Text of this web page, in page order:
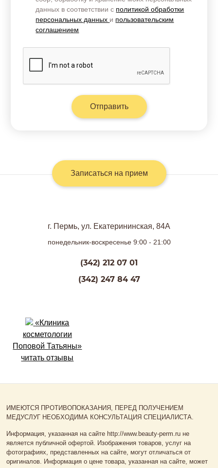
данных в соответствии с политикой обработки
персональных данных и пользовательским
соглашением
Записаться на прием
г. Пермь, ул. Екатерининская, 84А
понедельник-воскресенье 9:00 - 21:00
(342) 212 07 01
(342) 247 84 47
«Клиника
косметологии
Поповой Татьяны»
читать отзывы
ИМЕЮТСЯ ПРОТИВОПОКАЗАНИЯ, ПЕРЕД ПОЛУЧЕНИЕМ
МЕДУСЛУГ НЕОБХОДИМА КОНСУЛЬТАЦИЯ СПЕЦИАЛИСТА.
Информация, указанная на сайте http://www.beauty-perm.ru не
является публичной офертой. Изображения товаров, услуг на
фотографиях, представленных на сайте, могут отличаться от
оригиналов. Информация о цене товара, указанная на сайте, может